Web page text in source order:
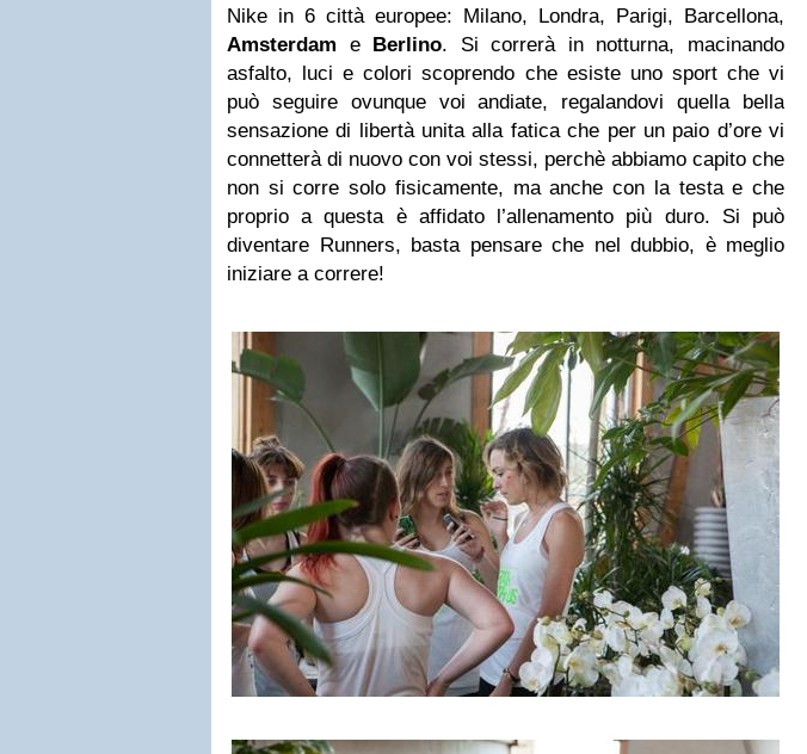
Nike in 6 città europee: Milano, Londra, Parigi, Barcellona,
Amsterdam e Berlino. Si correrà in notturna, macinando
asfalto, luci e colori scoprendo che esiste uno sport che vi
può seguire ovunque voi andiate, regalandovi quella bella
sensazione di libertà unita alla fatica che per un paio d’ore vi
connetterà di nuovo con voi stessi, perchè abbiamo capito che
non si corre solo fisicamente, ma anche con la testa e che
proprio a questa è affidato l’allenamento più duro. Si può
diventare Runners, basta pensare che nel dubbio, è meglio
iniziare a correre!